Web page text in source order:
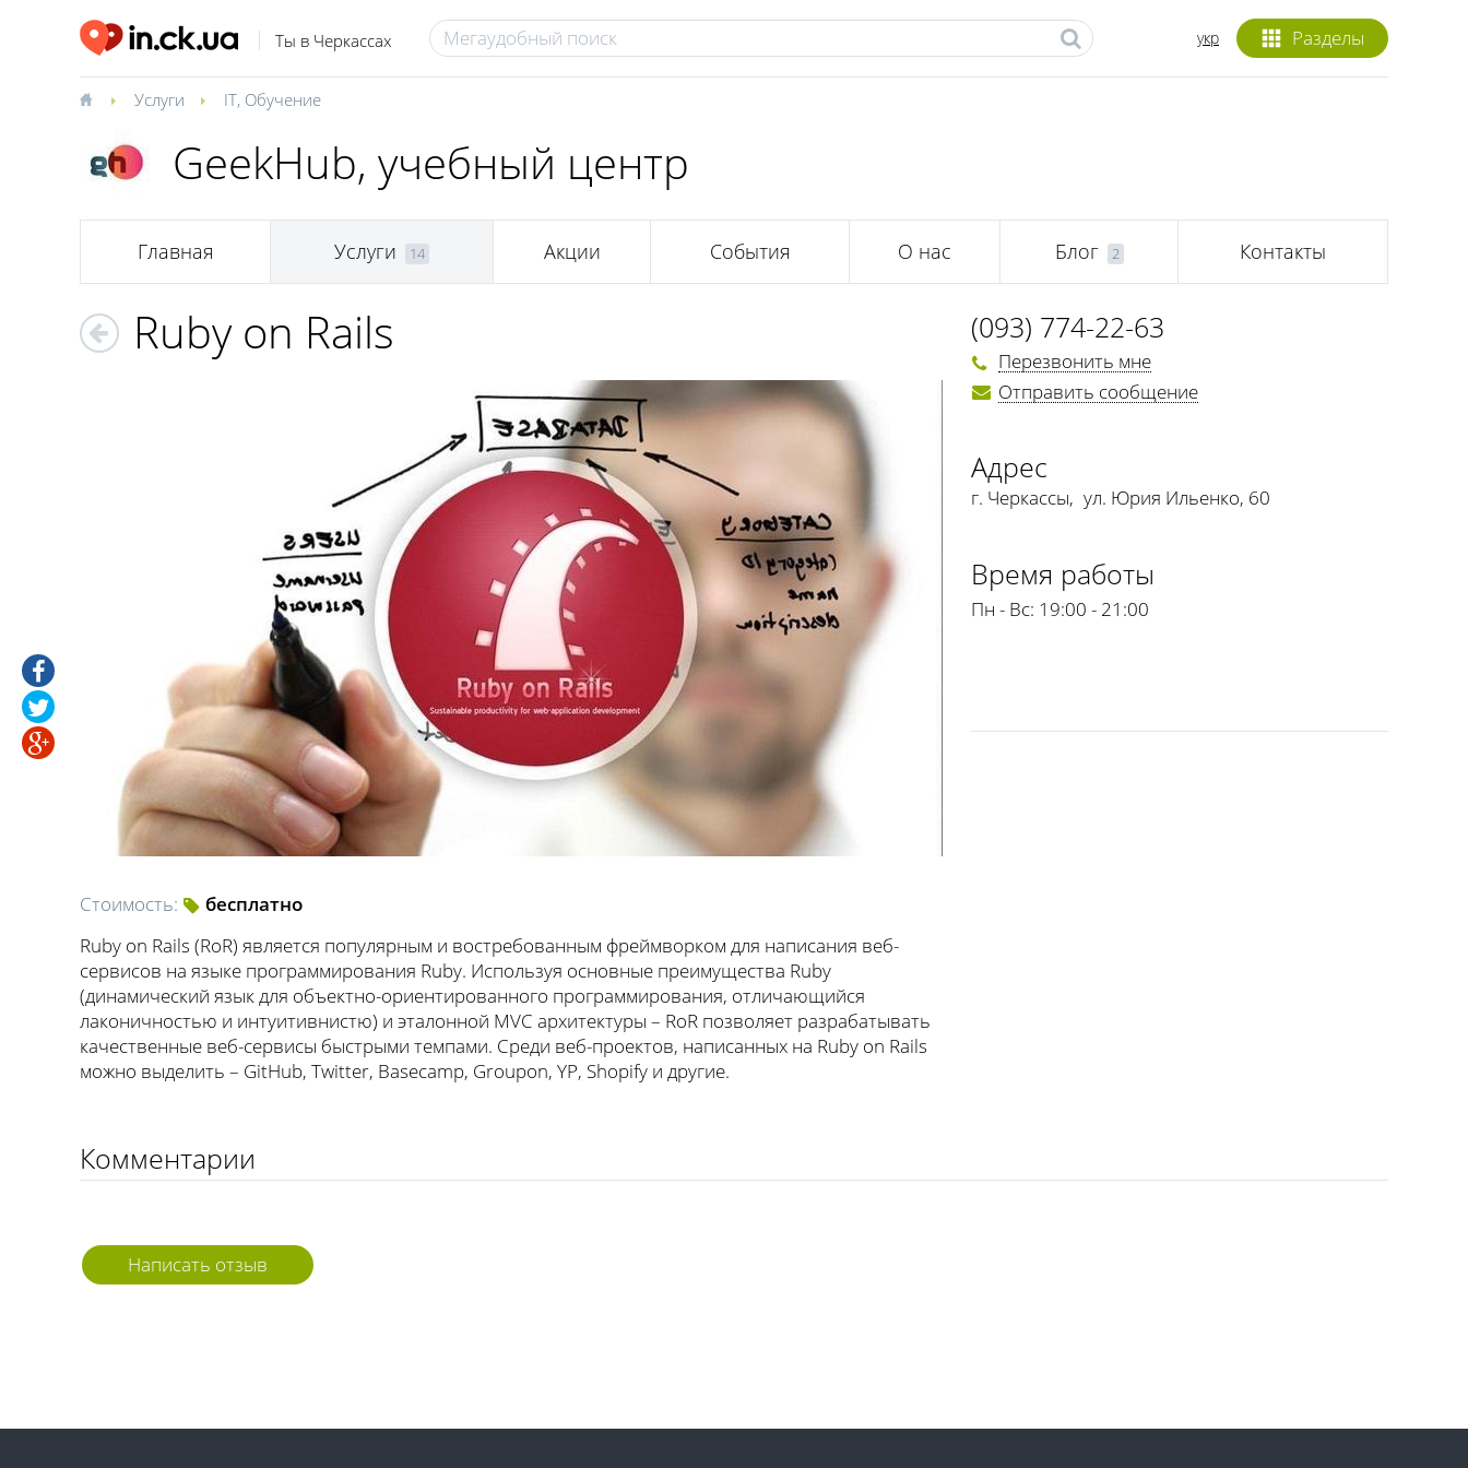
Ты в Черкассах Разделы
укр
Услуги IT, Обучение
GeekHub, учебный центр
Главная Услуги 14 Акции События О нас Блог 2 Контакты
Ruby on Rails
Стоимость:
бесплатно
Ruby on Rails (RoR) является популярным и востребованным фреймворком для написания веб-
сервисов на языке программирования Ruby. Используя основные преимущества Ruby
(динамический язык для объектно-ориентированного программирования, отличающийся
лаконичностью и интуитивнистю) и эталонной MVC архитектуры – RoR позволяет разрабатывать
качественные веб-сервисы быстрыми темпами. Среди веб-проектов, написанных на Ruby on Rails
можно выделить – GitHub, Twitter, Basecamp, Groupon, YP, Shopify и другие.
(093) 774-22-63
Перезвонить мне
Отправить сообщение
Адрес
г. Черкассы, ул. Юрия Ильенко, 60
Время работы
Пн - Вс: 19:00 - 21:00
Комментарии
Написать отзыв